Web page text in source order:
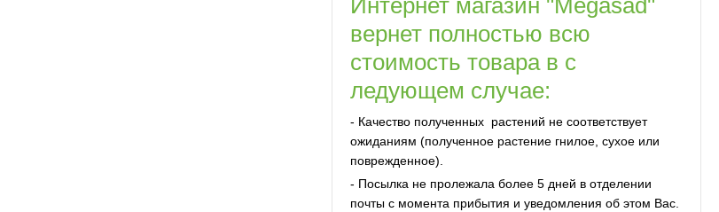
Интернет магазин "Megasad"
вернет полностью всю
стоимость товара в с
ледующем случае:
- Качество полученных растений не соответствует
ожиданиям (полученное растение гнилое, сухое или
поврежденное).
- Посылка не пролежала более 5 дней в отделении
почты с момента прибытия и уведомления об этом Вас.